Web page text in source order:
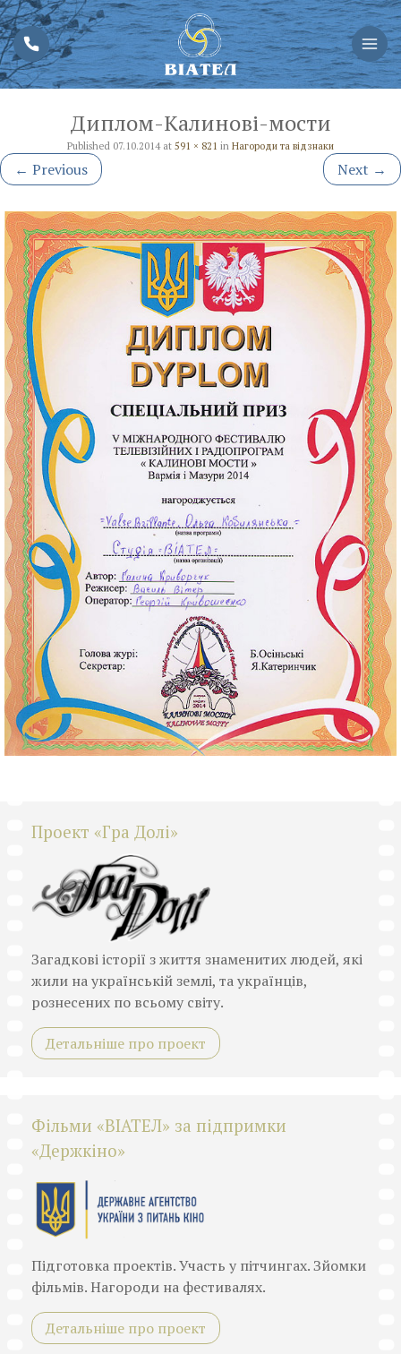
Диплом-Калинові-мости
Published 07.10.2014at 591 × 821 in Нагороди та відзнаки
← Previous Next →
Проект «Гра Долі»
Загадкові історії з життя знаменитих людей, які
жили на українській землі, та українців,
рознесених по всьому світу.
Детальніше про проект
Фільми «ВІАТЕЛ» за підпримки
«Держкіно»
Підготовка проектів. Участь у пітчингах. Зйомки
фільмів. Нагороди на фестивалях.
Детальніше про проект